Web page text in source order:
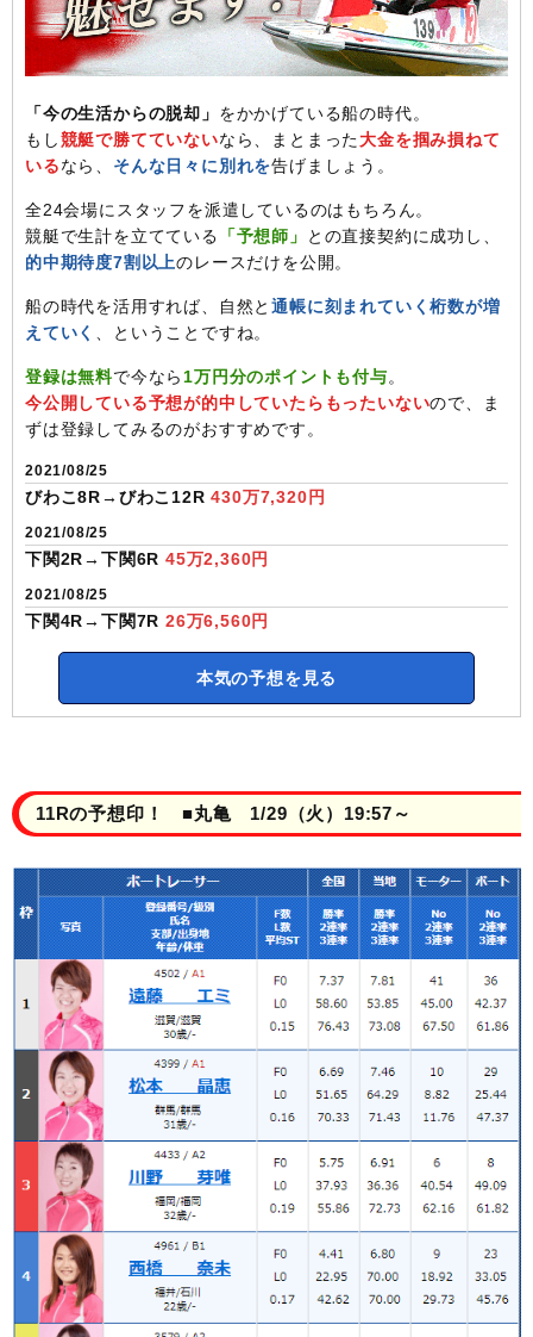
「今の生活からの脱却」 をかかげている船の時代。
もし競艇で勝てていないなら、まとまった大金を掴み損ねて
いるなら、 そんな日々に別れを告げましょう。
全24会場にスタッフを派遣しているのはもちろん。
競艇で生計を立てている
「予想師」
との直接契約に成功し、
的中期待度7割以上のレースだけを公開。
船の時代を活用すれば、自然と通帳に刻まれていく桁数が増
えていく
、ということですね。
登録は無料で今なら 1万円分のポイントも付与。
今公開している予想が的中していたらもったいないので、ま
ずは登録してみるのがおすすめです。
2021/08/25
びわこ8R→びわこ12R430万7,320円
2021/08/25
下関2R→下関6R 45万2,360円
2021/08/25
下関4R→下関7R 26万6,560円
本気の予想を見る
11Rの予想印！ ■丸亀 1/29（火）19:57～